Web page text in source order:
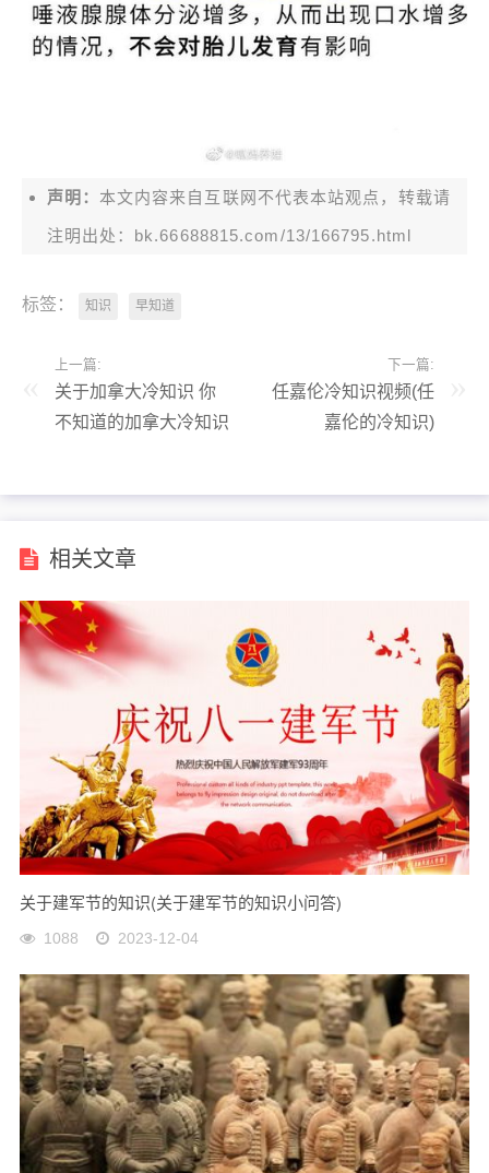
声明： 本文内容来自互联网不代表本站观点，转载请
注明出处：bk.66688815.com/13/166795.html
标签： 知识 早知道
上一篇:
关于加拿大冷知识 你
不知道的加拿大冷知识
下一篇:
任嘉伦冷知识视频(任
嘉伦的冷知识)
相关文章
关于建军节的知识(关于建军节的知识小问答)
1088 2023-12-04